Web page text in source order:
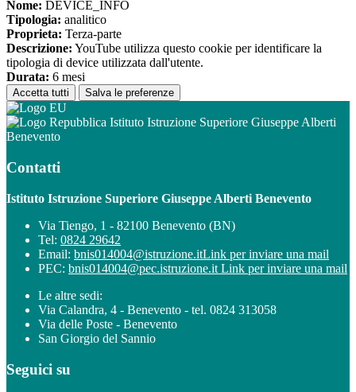
Nome: DEVICE_INFO
Tipologia: analitico
Proprieta: Terza-parte
Descrizione: YouTube utilizza questo cookie per identificare la
tipologia di device utilizzata dall'utente.
Durata: 6 mesi
Accetta tutti Salva le preferenze
Istituto Istruzione Superiore Giuseppe Alberti
Benevento
Contatti
Istituto Istruzione Superiore Giuseppe Alberti Benevento
Via Tiengo, 1 - 82100 Benevento (BN)
Tel: 0824 29642
Email: bnis014004@istruzione.itLink per inviare una mail
PEC: bnis014004@pec.istruzione.it Link per inviare una mail
Le altre sedi:
Via Calandra, 4 - Benevento - tel. 0824 313058
Via delle Poste - Benevento
San Giorgio del Sannio
Seguici su